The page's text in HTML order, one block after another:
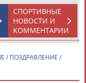
СПОРТИВНЫЕ
НОВОСТИ И
КОММЕНТАРИИ
/ ПОЗДРАВЛЕНИЕ /